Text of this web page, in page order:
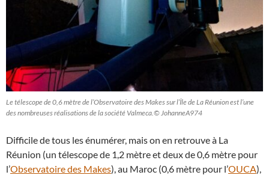
Le télescope de 0,6 mètre de l’Observatoire des Makes sur l’Île de La Réunion est l’une
des nombreuses réalisations de la société Valmeca.© JohanneA974
Difficile de tous les énumérer, mais on en retrouve à La
Réunion (un télescope de 1,2 mètre et deux de 0,6 mètre pour
l’Observatoire des Makes), au Maroc (0,6 mètre pour l’OUCA),